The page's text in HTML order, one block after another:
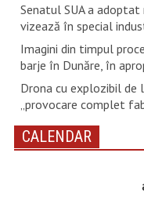
Senatul SUA a
vizează în special
Imagini din timpul
barje în Dunăre, în
Drona cu explozibil de
„provocare complet
CALENDAR